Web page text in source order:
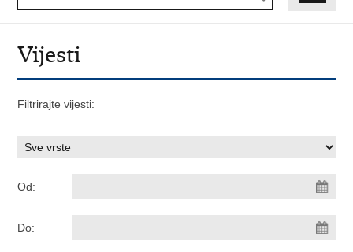
Vijesti
Filtrirajte vijesti:
Od:
Do: